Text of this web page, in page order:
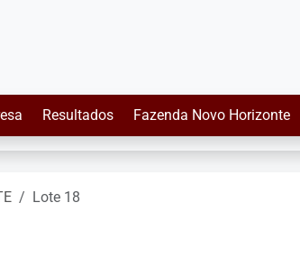
Resultados Fazenda Novo Horizonte
Lote 18